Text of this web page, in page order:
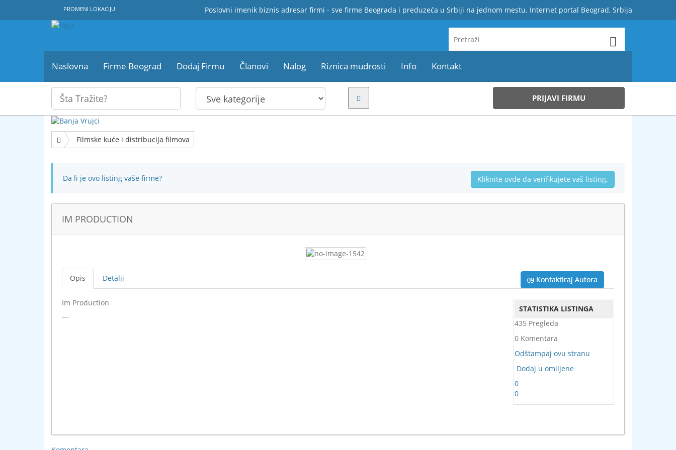
Poslovni imenik biznis adresar firmi - sve firme Beograda i preduzeća u Srbiji na jednom mestu. Internet portal Beograd, Srbija
PROMENI LOKACIJU
Naslovna Firme Beograd Dodaj Firmu Članovi Nalog Riznica mudrosti Info Kontakt
PRIJAVI FIRMU
Filmske kuće i distribucija filmova
Da li je ovo listing vaše firme? Kliknite ovde da verifikujete vaš listing.
IM PRODUCTION
Kontaktiraj Autora
Opis Detalji
STATISTIKA LISTINGA
435 Pregleda
0 Komentara
Odštampaj ovu stranu
Dodaj u omiljene
0
0
Im Production
—